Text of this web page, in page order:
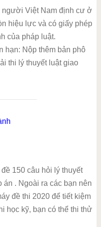
Việt Nam định cư ở
hiệu lực và có giấy phép
của pháp luật.
hạn: Nộp thêm bản phô
thi lý thuyết luật giao
150 câu hỏi lý thuyết
án . Ngoài ra các bạn nên
đề thi 2020 để tiết kiệm
học kỹ, bạn có thể thi thử